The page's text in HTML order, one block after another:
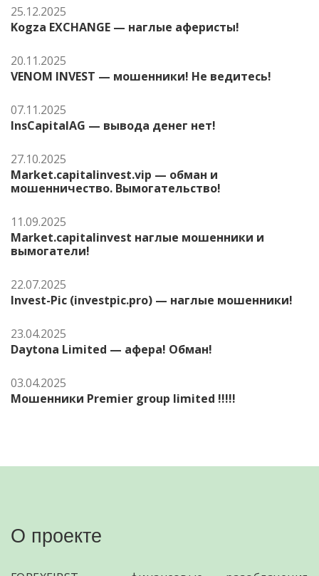
25.12.2025
Kogza EXCHANGE — наглые аферисты!
20.11.2025
VENOM INVEST — мошенники! Не ведитесь!
07.11.2025
InsCapitalAG — вывода денег нет!
27.10.2025
Market.capitalinvest.vip — обман и
мошенничество. Вымогательство!
11.09.2025
Market.capitalinvest наглые мошенники и
вымогатели!
22.07.2025
Invest-Pic (investpic.pro) — наглые мошенники!
23.04.2025
Daytona Limited — афера! Обман!
03.04.2025
Мошенники Premier group limited !!!!!
О проекте